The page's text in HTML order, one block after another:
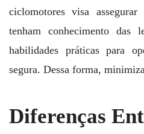
ciclomotores visa
tenham conhecimento
habilidades práticas para
segura. Dessa forma,
Diferenças